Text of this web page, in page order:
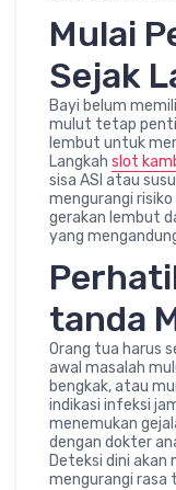
Mulai
Sejak
Bayi belum
mulut tetap
lembut untuk
Langkah slot
sisa ASI atau
mengurangi
gerakan lembut
yang
tanda
Orang tua harus
awal masalah
bengkak, atau
indikasi infeksi
menemukan
dengan dokter
Deteksi dini akan
mengurangi rasa